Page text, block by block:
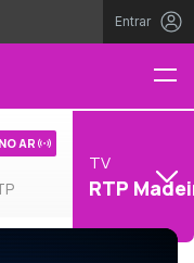
Entrar
NO AR
TV
RTP